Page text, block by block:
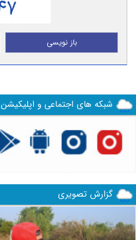
باز نویسی
شبکه های اجتماعی و اپلیکیشن
گزارش تصویری